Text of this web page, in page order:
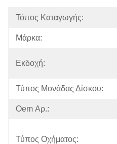
Τόπος Καταγωγής:
Μάρκα:
Εκδοχή:
Τύπος Μονάδας Δίσκου:
Oem Αρ.:
Τύπος Οχήματος: